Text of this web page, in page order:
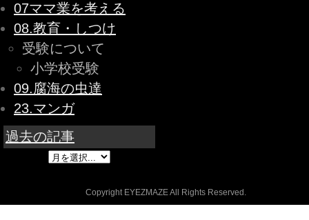
07ママ業を考える
08.教育・しつけ
受験について
小学校受験
09.腐海の虫達
23.マンガ
過去の記事
Copyright EYEZMAZE All Rights Reserved.